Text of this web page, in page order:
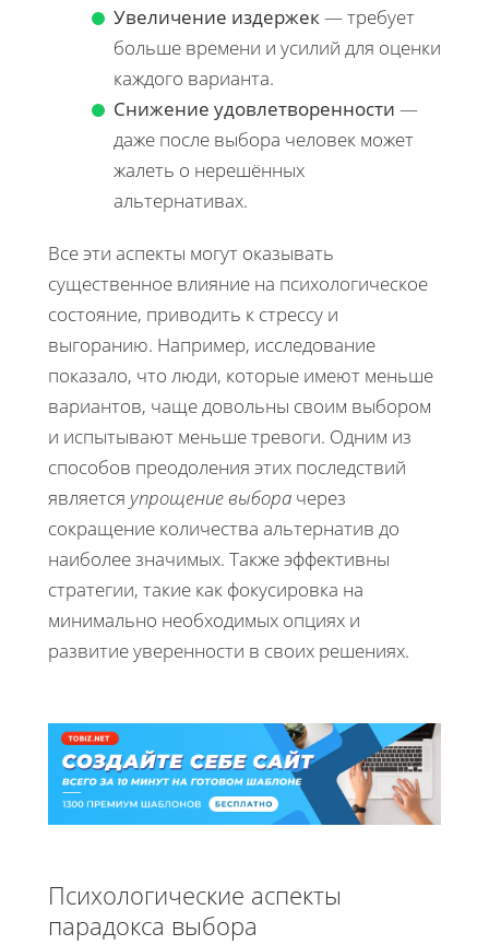
Увеличение издержек— требует
больше времени и усилий для оценки
каждого варианта.
Снижение удовлетворенности —
даже после выбора человек может
жалеть о нерешённых
альтернативах.
Все эти аспекты могут оказывать
существенное влияние на психологическое
состояние, приводить к стрессу и
выгоранию. Например, исследование
показало, что люди, которые имеют меньше
вариантов, чаще довольны своим выбором
и испытывают меньше тревоги. Одним из
способов преодоления этих последствий
является упрощение выбора через
сокращение количества альтернатив до
наиболее значимых. Также эффективны
стратегии, такие как фокусировка на
минимально необходимых опциях и
развитие уверенности в своих решениях.
Психологические аспекты
парадокса выбора